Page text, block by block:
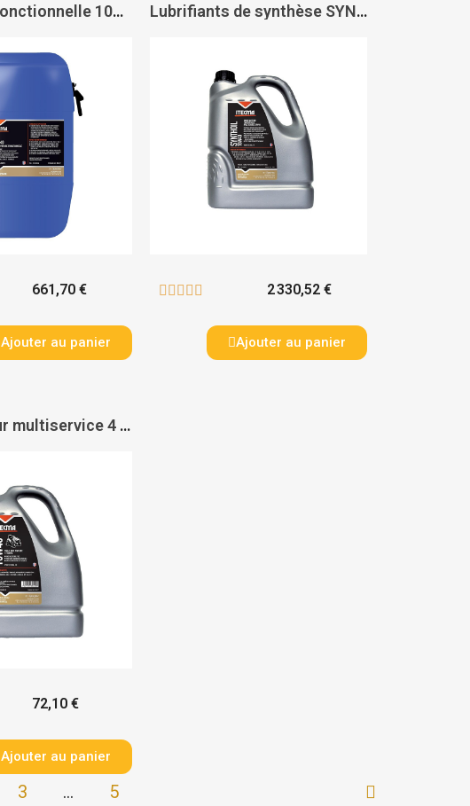
Huile multifonctionnelle 10W40 TRACTOU S - ITECMA
661,70 €
Ajouter au panier
Lubrifiants de synthèse SYNTHOIL 10W40 - ITECMA
     2 330,52 €
Ajouter au panier
Huile moteur multiservice 4 temps SAE 15W40 - PAS DE MARQUE
72,10 €
Ajouter au panier
3 … 5